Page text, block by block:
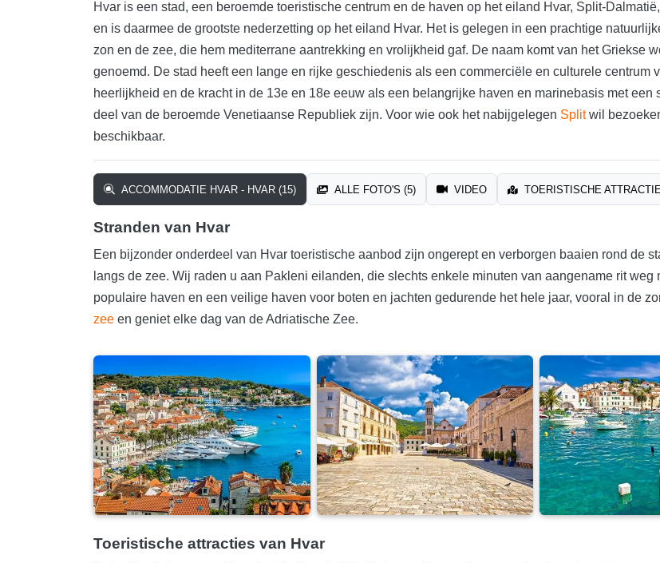
Hvar is een stad, een beroemde toeristische centrum en de haven op het eiland Hvar, Split-
en is daarmee de grootste nederzetting op het eiland Hvar. Het is gelegen in een prachtige
zon en de zee, die hem mediterrane aantrekking en vrolijkheid gaf. De naam komt van het Griekse
genoemd. De stad heeft een lange en rijke geschiedenis als een commerciële en culturele centrum
heerlijkheid en de kracht in de 13e en 18e eeuw als een belangrijke haven en marinebasis met een
deel van de beroemde Venetiaanse Republiek zijn. Voor wie ook het nabijgelegen Splitwil
beschikbaar.
ACCOMMODATIE HVAR - HVAR (15) ALLE FOTO'S (5) VIDEO TOERISTISCHE
Stranden van Hvar
Een bijzonder onderdeel van Hvar toeristische aanbod zijn ongerept en verborgen baaien rond de
langs de zee. Wij raden u aan Pakleni eilanden, die slechts enkele minuten van aangename rit
populaire haven en een veilige haven voor boten en jachten gedurende het hele jaar, vooral in de
zee en geniet elke dag van de Adriatische Zee.
Toeristische attracties van Hvar